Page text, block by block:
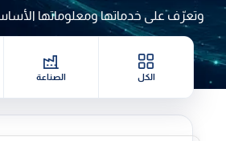
وتعرّف على خدماتها ومعلوماتها
الكل الصناعة